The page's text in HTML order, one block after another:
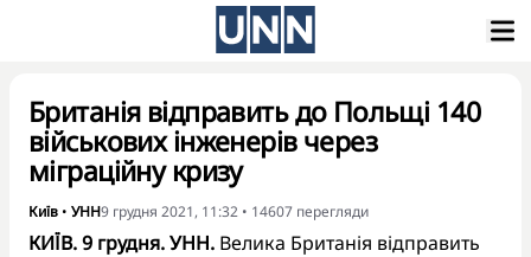
Британія відправить до Польщі 140
військових інженерів через
міграційну кризу
Київ • УНН9 грудня 2021, 11:32 • 14607 перегляди
КИЇВ. 9 грудня. УНН. Велика Британія відправить